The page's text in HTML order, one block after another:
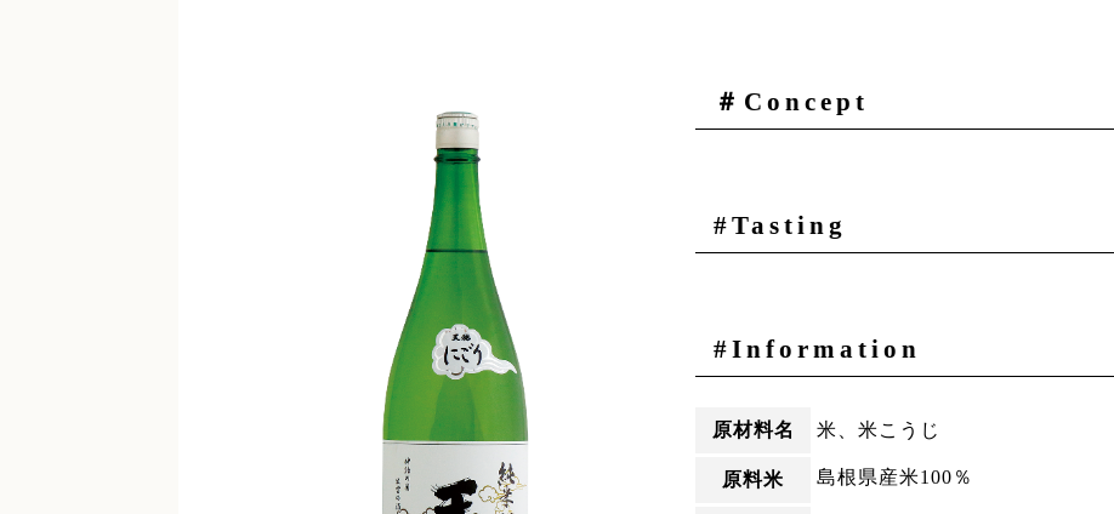
＃Concept
#Tasting
#Information
原材料名 米、米こうじ
原料米 島根県産米100％